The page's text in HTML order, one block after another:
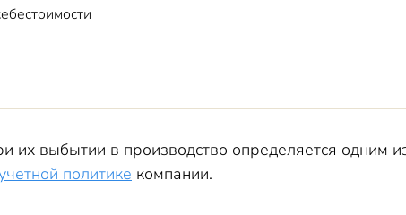
их выбытии в производство определяется одним
политике компании.